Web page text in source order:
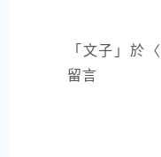
「 文子 」於〈
留言